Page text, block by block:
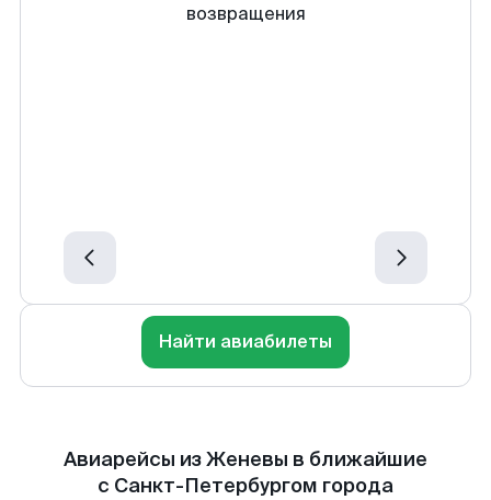
возвращения
Найти авиабилеты
Авиарейсы из Женевы в ближайшие
с Санкт-Петербургом города